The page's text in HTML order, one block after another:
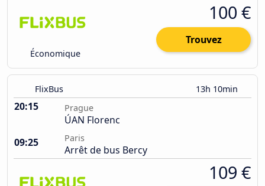
Économique
100 €
Trouvez
FlixBus 13h 10min
20:15 Prague
ÚAN Florenc
09:25
Paris
Arrêt de bus Bercy
109 €